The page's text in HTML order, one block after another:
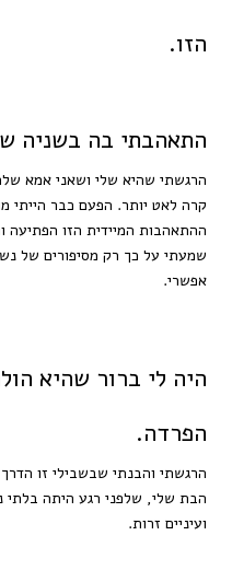
הזו.
התאהבתי בה בשניה
הרגשתי שהיא שלי ושאני אמא
קרה לאט יותר. הפעם כבר הייתי
ההתאהבות המיידית הזו הפתיעה
שמעתי על כך רק מסיפורים של
אפשרי.
היה לי ברור שהיא
הפרדה.
הרגשתי והבנתי שבשבילי זו
הבת שלי, שלפני רגע היתה בלתי
ועיניים זרות.